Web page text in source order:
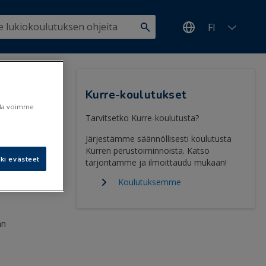
FI
Kurre-koulutukset
Tarvitsetko Kurre-koulutusta?
Järjestämme säännöllisesti koulutusta
Kurren perustoiminnoista. Katso
tarjontamme ja ilmoittaudu mukaan!
Koulutuksemme
voimme
evästeet